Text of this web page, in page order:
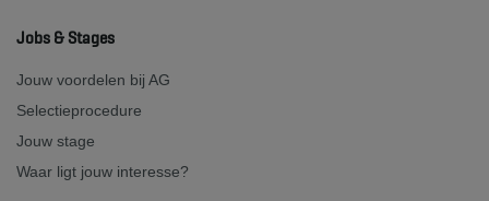
Jobs & Stages
Jouw voordelen bij AG
Selectieprocedure
Jouw stage
Waar ligt jouw interesse?